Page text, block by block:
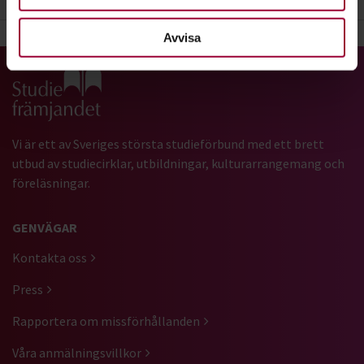
Avvisa
Gå till studiefrämjandets startsida
Vi är ett av Sveriges största studieförbund med ett brett
utbud av studiecirklar, utbildningar, kulturarrangemang och
föreläsningar.
GENVÄGAR
Kontakta oss
Press
Rapportera om missförhållanden
Våra anmälningsvillkor